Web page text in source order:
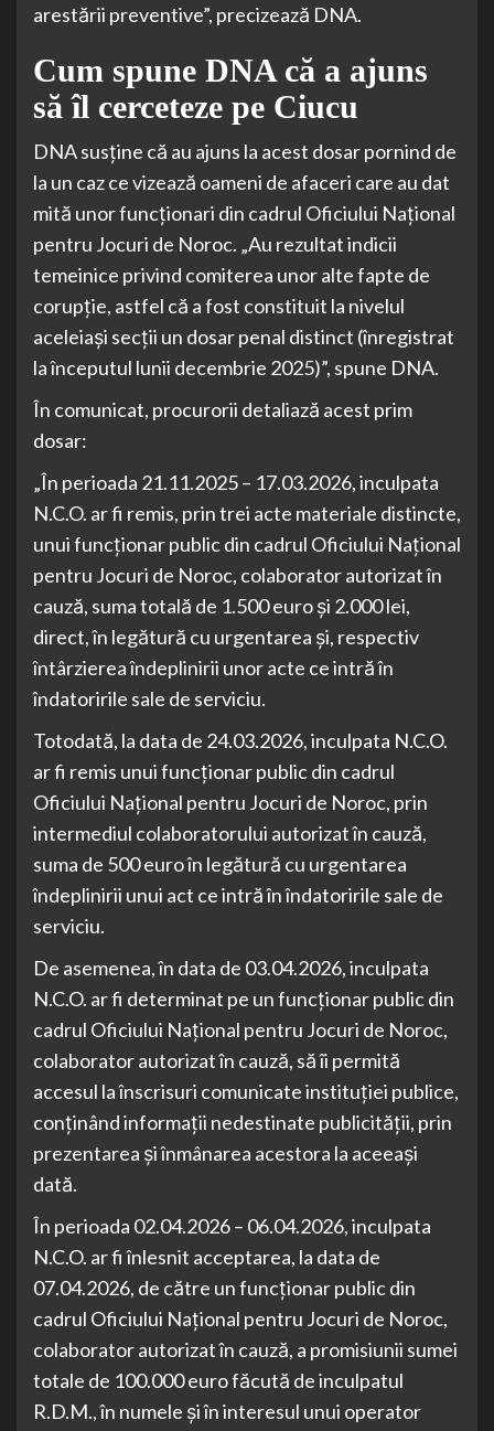
arestării preventive”, precizează DNA.
Cum spune DNA că a ajuns
să îl cerceteze pe Ciucu
DNA susține că au ajuns la acest dosar pornind de
la un caz ce vizează oameni de afaceri care au dat
mită unor funcționari din cadrul Oficiului Național
pentru Jocuri de Noroc. „Au rezultat indicii
temeinice privind comiterea unor alte fapte de
corupție, astfel că a fost constituit la nivelul
aceleiași secții un dosar penal distinct (înregistrat
la începutul lunii decembrie 2025)”, spune DNA.
În comunicat, procurorii detaliază acest prim
dosar:
„În perioada 21.11.2025 – 17.03.2026, inculpata
N.C.O. ar fi remis, prin trei acte materiale distincte,
unui funcționar public din cadrul Oficiului Național
pentru Jocuri de Noroc, colaborator autorizat în
cauză, suma totală de 1.500 euro și 2.000 lei,
direct, în legătură cu urgentarea și, respectiv
întârzierea îndeplinirii unor acte ce intră în
îndatoririle sale de serviciu.
Totodată, la data de 24.03.2026, inculpata N.C.O.
ar fi remis unui funcționar public din cadrul
Oficiului Național pentru Jocuri de Noroc, prin
intermediul colaboratorului autorizat în cauză,
suma de 500 euro în legătură cu urgentarea
îndeplinirii unui act ce intră în îndatoririle sale de
serviciu.
De asemenea, în data de 03.04.2026, inculpata
N.C.O. ar fi determinat pe un funcționar public din
cadrul Oficiului Național pentru Jocuri de Noroc,
colaborator autorizat în cauză, să îi permită
accesul la înscrisuri comunicate instituției publice,
conținând informații nedestinate publicității, prin
prezentarea și înmânarea acestora la aceeași
dată.
În perioada 02.04.2026 – 06.04.2026, inculpata
N.C.O. ar fi înlesnit acceptarea, la data de
07.04.2026, de către un funcționar public din
cadrul Oficiului Național pentru Jocuri de Noroc,
colaborator autorizat în cauză, a promisiunii sumei
totale de 100.000 euro făcută de inculpatul
R.D.M., în numele și în interesul unui operator